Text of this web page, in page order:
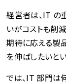
経営者は、IT の
いがコストも削
期待に応える製
を伸ばしたいと
では、IT 部門は